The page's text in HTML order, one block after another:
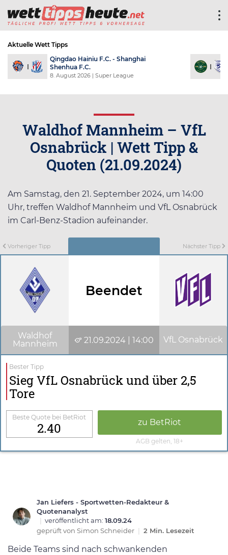
Aktuelle Wett Tipps
Qingdao Hainiu F.C. - Shanghai
Shenhua F.C.
8. August 2026 | Super League
Waldhof Mannheim – VfL
Osnabrück | Wett Tipp &
Quoten (21.09.2024)
Am Samstag, den 21. September 2024, um 14:00
Uhr, treffen Waldhof Mannheim und VfL Osnabrück
im Carl-Benz-Stadion aufeinander.
Vorheriger Tipp Nächster Tipp
Beendet
Waldhof
Mannheim
21.09.2024 | 14:00 VfL Osnabrück
Bester Tipp
Sieg VfL Osnabrück und über 2,5
Tore
Beste Quote bei BetRiot
2.40 zu BetRiot
AGB gelten, 18+
Jan Liefers - Sportwetten-Redakteur &
Quotenanalyst
| veröffentlicht am: 18.09.24
geprüft von Simon Schneider | 2 Min. Lesezeit
Beide Teams sind nach schwankenden